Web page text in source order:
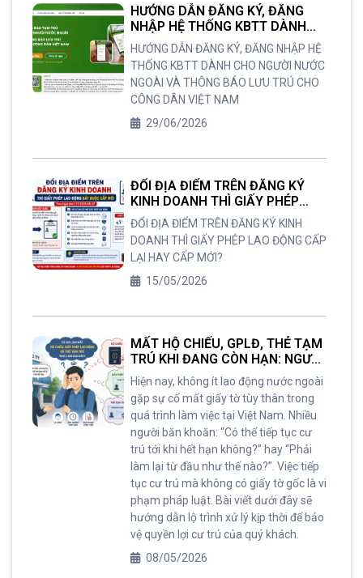
HƯỚNG DẪN ĐĂNG KÝ, ĐĂNG
NHẬP HỆ THỐNG KBTT DÀNH
CHO NGƯỜI NƯỚC NGOÀI VÀ
THÔNG BÁO LƯU TRÚ CHO
CÔNG DÂN VIỆT NAM
HƯỚNG DẪN ĐĂNG KÝ, ĐĂNG NHẬP HỆ
THỐNG KBTT DÀNH CHO NGƯỜI NƯỚC
NGOÀI VÀ THÔNG BÁO LƯU TRÚ CHO
CÔNG DÂN VIỆT NAM
29/06/2026
ĐỔI ĐỊA ĐIỂM TRÊN ĐĂNG KÝ
KINH DOANH THÌ GIẤY PHÉP
LAO ĐỘNG CẤP LẠI HAY CẤP
MỚI?
ĐỔI ĐỊA ĐIỂM TRÊN ĐĂNG KÝ KINH
DOANH THÌ GIẤY PHÉP LAO ĐỘNG CẤP
LẠI HAY CẤP MỚI?
15/05/2026
MẤT HỘ CHIẾU, GPLĐ, THẺ TẠM
TRÚ KHI ĐANG CÒN HẠN: NGƯỜI
LAO ĐỘNG NƯỚC NGOÀI TẠI
VIỆT NAM PHẢI LÀM GÌ ?
Hiện nay, không ít lao động nước ngoài
gặp sự cố mất giấy tờ tùy thân trong
quá trình làm việc tại Việt Nam. Nhiều
người băn khoăn: “Có thể tiếp tục cư
trú tới khi hết hạn không?” hay “Phải
làm lại từ đầu như thế nào?”. Việc tiếp
tục cư trú mà không có giấy tờ gốc là vi
phạm pháp luật. Bài viết dưới đây sẽ
hướng dẫn lộ trình xử lý kịp thời để bảo
vệ quyền lợi cư trú của quý khách.
08/05/2026